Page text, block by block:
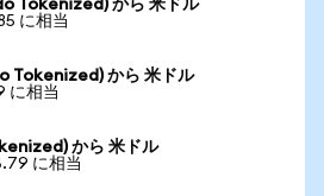
Tokenized) から 米ドル
に相当
Tokenized) から 米ドル
に相当
から 米ドル
に相当